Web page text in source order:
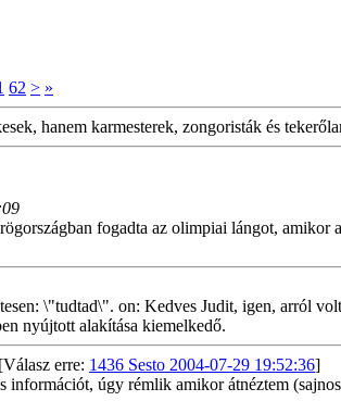
62 > »
hanem karmesterek, zongoristák és
fogadta az olimpiai lángot,
\"tudtad\". on: Kedves Judit, igen, arról
nyújtott alakítása kiemelkedő.
[Válasz erre: 1436 Sesto 2004-07-29 19:52:36]
információt, úgy rémlik amikor átnéztem